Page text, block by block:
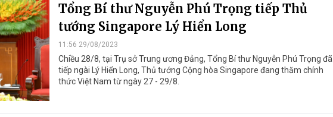
Tổng Bí thư Nguyễn Phú Trọng tiếp Thủ
tướng Singapore Lý Hiển Long
11:56 29/08/2023
Chiều 28/8, tại Trụ sở Trung ương Đảng, Tổng Bí thư Nguyễn Phú Trọng đã
tiếp ngài Lý Hiển Long, Thủ tướng Cộng hòa Singapore đang thăm chính
thức Việt Nam từ ngày 27 - 29/8.